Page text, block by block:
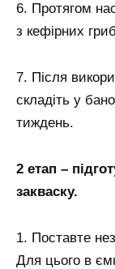
6. Протягом
з кефірних
7. Після
складіть у
тиждень.
2 етап –
закваску.
1. Поставте
Для цього в